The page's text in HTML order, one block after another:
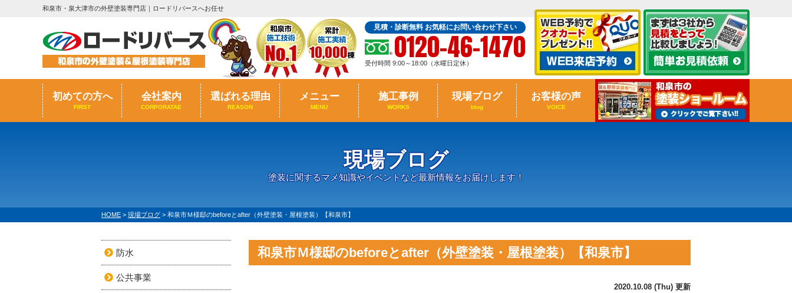
和泉市・泉大津市の外壁塗装専門店｜ロードリバースへお任せ
見積・診断無料 お気軽にお問い合わせ下さい
0120-46-1470
受付時間 9:00～18:00（水曜日定休）
初めての方へ
FIRST
会社案内
CORPORATAE
選ばれる理由
REASON
メニュー
MENU
施工事例
WORKS
現場ブログ
blog
お客様の声
VOICE
現場ブログ
塗装に関するマメ知識やイベントなど最新情報をお届けします！
HOME > 現場ブログ > 和泉市Ｍ様邸のbeforeとafter（外壁塗装・屋根塗装）【和泉市】
和泉市Ｍ様邸のbeforeとafter（外壁塗装・屋根塗装）【和泉市】
2020.10.08 (Thu) 更新
防水
公共事業